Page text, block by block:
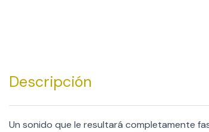
Descripción
Un sonido que le resultará completamente